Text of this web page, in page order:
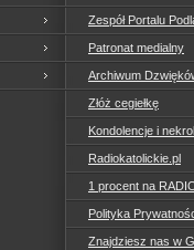
Zespół Portalu
Patronat medialny
Archiwum
Złóż cegiełkę
Kondolencje i
Radiokatolickie.pl
1 procent na
Polityka
Znajdziesz nas w